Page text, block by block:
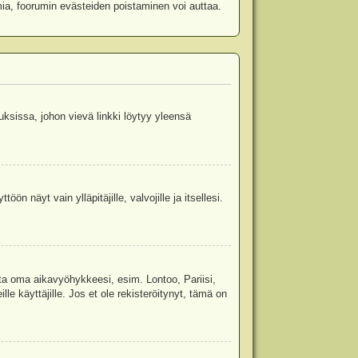
foorumin evästeiden poistaminen voi auttaa.
johon vievä linkki löytyy yleensä
näyt vain ylläpitäjille, valvojille ja itsellesi.
oma aikavyöhykkeesi, esim. Lontoo, Pariisi,
käyttäjille. Jos et ole rekisteröitynyt, tämä on